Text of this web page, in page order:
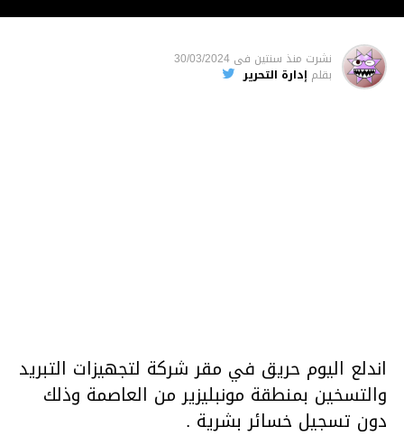
نشرت منذ سنتين فى 30/03/2024
بقلم إدارة التحرير
اندلع اليوم حريق في مقر شركة لتجهيزات التبريد
والتسخين بمنطقة مونبليزير من العاصمة وذلك
دون تسجيل خسائر بشرية .